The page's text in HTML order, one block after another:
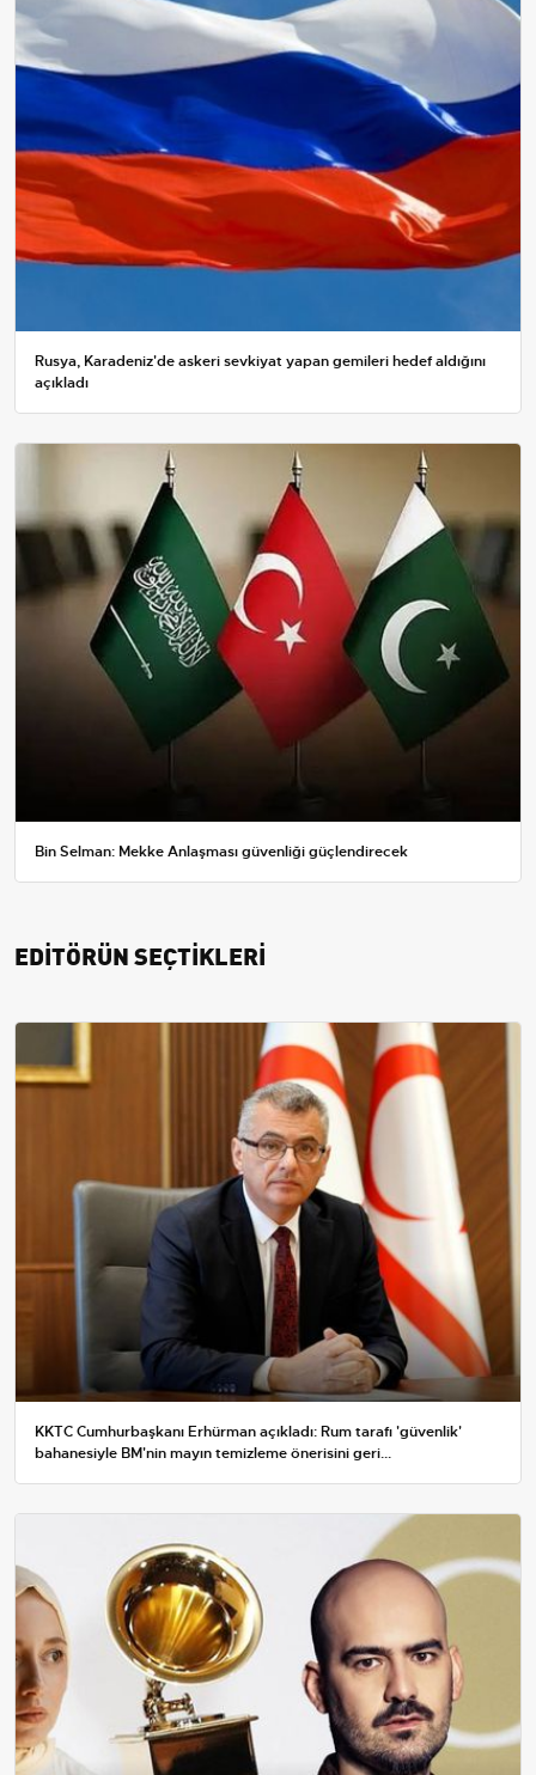
Rusya, Karadeniz'de askeri sevkiyat yapan gemileri hedef aldığını
açıkladı
Bin Selman: Mekke Anlaşması güvenliği güçlendirecek
EDİTÖRÜN SEÇTİKLERİ
KKTC Cumhurbaşkanı Erhürman açıkladı: Rum tarafı 'güvenlik'
bahanesiyle BM'nin mayın temizleme önerisini geri...